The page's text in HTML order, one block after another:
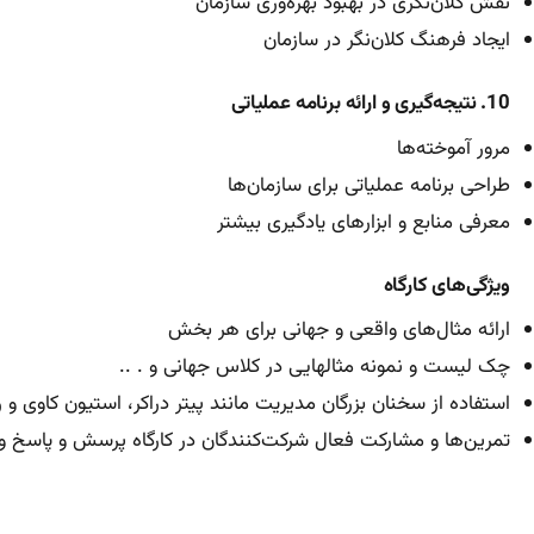
ایجاد فرهنگ کلان‌نگر در سازمان
10. نتیجه‌گیری و ارائه برنامه عملیاتی
مرور آموخته‌ها
طراحی برنامه عملیاتی برای سازمان‌ها
معرفی منابع و ابزارهای یادگیری بیشتر
ویژگی‌های کارگاه
ارائه مثال‌های واقعی و جهانی برای هر بخش
چک لیست و نمونه مثالهایی در کلاس جهانی و . ..
استفاده از سخنان بزرگان مدیریت مانند پیتر دراکر، استیون کاوی
تمرین‌ها و مشارکت فعال شرکت‌کنندگان در کارگاه پرسش و پاسخ